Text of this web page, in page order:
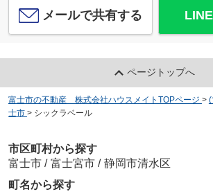
メールで共有する
ページトップへ
富士市の不動産 株式会社ハウスメイトTOPページ > (
士市 > シックラベール
市区町村から探す
富士市 / 富士宮市 / 静岡市清水区
町名から探す